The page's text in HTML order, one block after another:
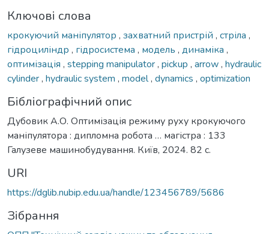
Ключові слова
крокуючий маніпулятор , захватний пристрій , стріла ,
гідроциліндр , гідросистема , модель , динаміка ,
оптимізація , stepping manipulator, pickup , arrow, hydraulic
cylinder, hydraulic system , model, dynamics , optimization
Бібліографічний опис
Дубовик А.О. Оптимізація режиму руху крокуючого
маніпулятора : дипломна робота … магістра : 133
Галузеве машинобудування. Київ, 2024. 82 с.
URI
https://dglib.nubip.edu.ua/handle/123456789/5686
Зібрання